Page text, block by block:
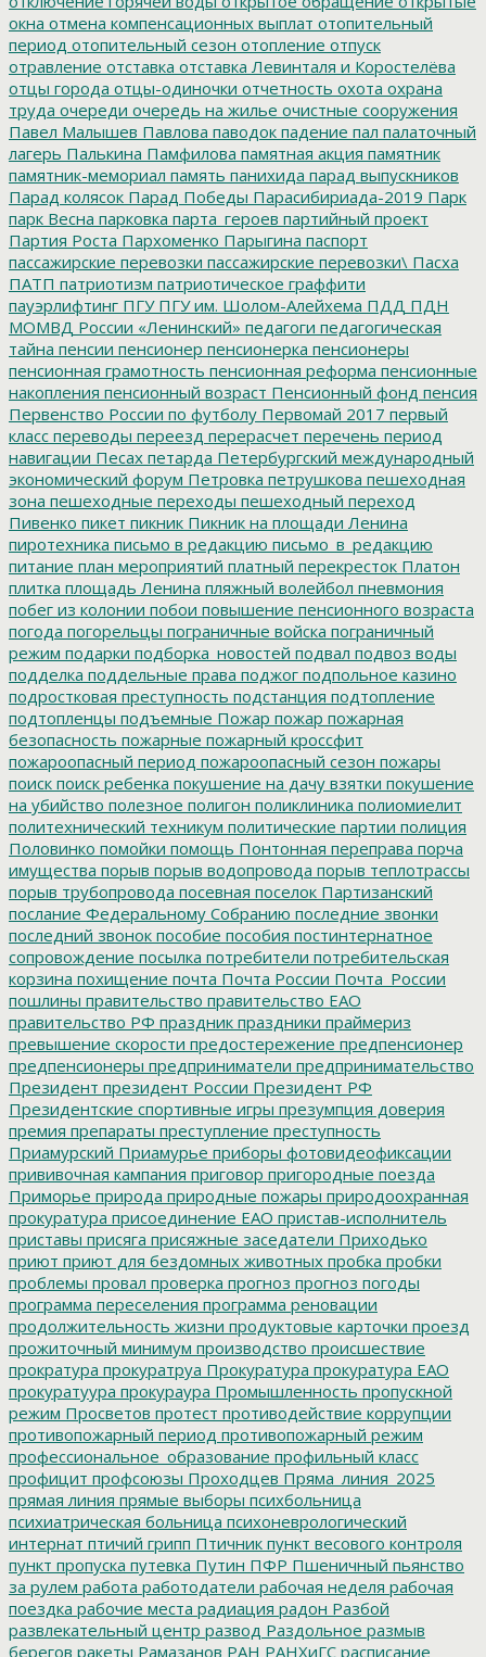
окна отмена компенсационных выплат отопительный
период отопительный сезон отопление отпуск
отравление отставка отставка Левинталя и Коростелёва
отцы города отцы-одиночки отчетность охота охрана
труда очереди очередь на жилье очистные сооружения
Павел Малышев Павлова паводок падение пал палаточный
лагерь Палькина Памфилова памятная акция памятник
памятник-мемориал память панихида парад выпускников
Парад колясок Парад Победы Парасибириада-2019 Парк
парк Весна парковка парта_героев партийный проект
Партия Роста Пархоменко Парыгина паспорт
пассажирские перевозки пассажирские перевозки\ Пасха
ПАТП патриотизм патриотическое граффити
пауэрлифтинг ПГУПГУ им. Шолом-Алейхема ПДД ПДН
МОМВД России «Ленинский» педагоги педагогическая
тайна пенсии пенсионер пенсионерка пенсионеры
пенсионная грамотность пенсионная реформа пенсионные
накопления пенсионный возраст Пенсионный фонд пенсия
Первенство России по футболу Первомай 2017 первый
класс переводы переезд перерасчет перечень период
навигации Песах петарда Петербургский международный
экономический форум Петровка петрушкова пешеходная
зона пешеходные переходы пешеходный переход
Пивенко пикет пикник Пикник на площади Ленина
пиротехника письмо в редакцию письмо_в_редакцию
питание план мероприятий платный перекресток Платон
плитка площадь Ленина пляжный волейбол пневмония
побег из колонии побои повышение пенсионного возраста
погода погорельцы пограничные войска пограничный
режим подарки подборка_новостей подвал подвоз воды
подделка поддельные права поджог подпольное казино
подростковая преступность подстанция подтопление
подтопленцы подъемные Пожар пожар пожарная
безопасность пожарные пожарный кроссфит
пожароопасный период пожароопасный сезон пожары
поиск поиск ребенка покушение на дачу взятки покушение
на убийство полезное полигон поликлиника полиомиелит
политехнический техникум политические партии полиция
Половинко помойки помощь Понтонная переправа порча
имущества порыв порыв водопровода порыв теплотрассы
порыв трубопровода посевная поселок Партизанский
послание Федеральному Собранию последние звонки
последний звонок пособие пособия постинтернатное
сопровождение посылка потребители потребительская
корзина похищение почта Почта России Почта_России
пошлины правительство правительство ЕАО
правительство РФ праздник праздники праймериз
превышение скорости предостережение предпенсионер
предпенсионеры предприниматели предпринимательство
Президент президент России Президент РФ
Президентские спортивные игры презумпция доверия
премия препараты преступление преступность
Приамурский Приамурье приборы фотовидеофиксации
прививочная кампания приговор пригородные поезда
Приморье природа природные пожары природоохранная
прокуратура присоединение ЕАО пристав-исполнитель
приставы присяга присяжные заседатели Приходько
приют приют для бездомных животных пробка пробки
проблемы провал проверка прогноз прогноз погоды
программа переселения программа реновации
продолжительность жизни продуктовые карточки проезд
прожиточный минимум производство происшествие
прократура прокуратруа Прокуратура прокуратура ЕАО
прокуратуура прокураура Промышленность пропускной
режим Просветов протест противодействие коррупции
противопожарный период противопожарный режим
профессиональное_образование профильный класс
профицит профсоюзы Проходцев Пряма_линия_2025
прямая линия прямые выборы психбольница
психиатрическая больница психоневрологический
интернат птичий грипп Птичник пункт весового контроля
пункт пропуска путевка Путин ПФР Пшеничный пьянство
за рулем работа работодатели рабочая неделя рабочая
поездка рабочие места радиация радон Разбой
развлекательный центр развод Раздольное размыв
берегов ракеты Рамазанов РАН РАНХиГС расписание